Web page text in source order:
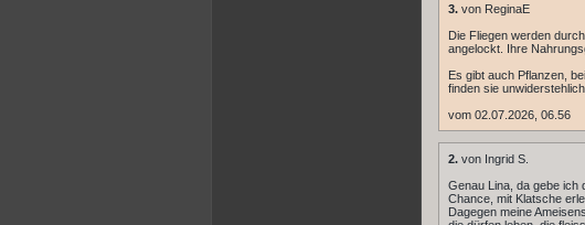
3. von ReginaE
Die Fliegen werden
angelockt. Ihre
Es gibt auch Pflanzen,
finden sie
vom 02.07.2026, 06.56
2. von Ingrid S.
Genau Lina, da gebe ich
Chance, mit Klatsche
Dagegen meine